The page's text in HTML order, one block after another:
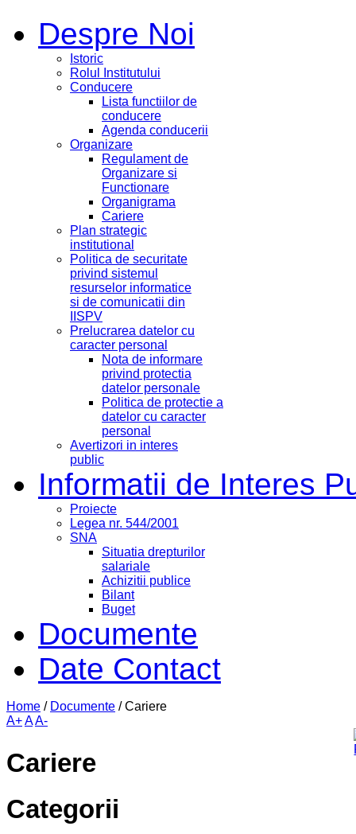
Despre Noi
Istoric
Rolul Institutului
Conducere
Lista functiilor de
conducere
Agenda conducerii
Organizare
Regulament de
Organizare si
Functionare
Organigrama
Cariere
Plan strategic
institutional
Politica de securitate
privind sistemul
resurselor informatice
si de comunicatii din
IISPV
Prelucrarea datelor cu
caracter personal
Nota de informare
privind protectia
datelor personale
Politica de protectie a
datelor cu caracter
personal
Avertizori in interes
public
Informatii de Interes
Proiecte
Legea nr. 544/2001
SNA
Situatia drepturilor
salariale
Achizitii publice
Bilant
Buget
Documente
Date Contact
Home / Documente /Cariere
A+AA-
Cariere
Categorii